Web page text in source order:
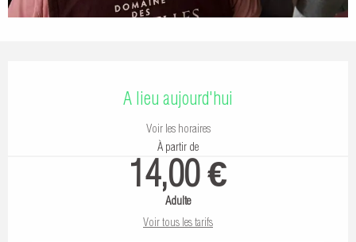
A lieu aujourd'hui
Voir les horaires
À partir de
14,00 €
Adulte
Voir tous les tarifs